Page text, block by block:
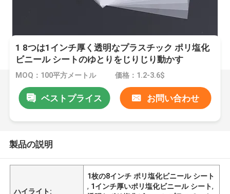
1 8つは1インチ厚く透明なプラスチック ポリ塩化
ビニール シートのゆとりをじりじり動かす
MOQ：100平方メートル 価格：1.2-3.6$
ベストプライス お問い合わせ
製品の説明
ハイライト:
1枚の8インチ ポリ塩化ビニール シート
, 1インチ厚いポリ塩化ビニール シート,